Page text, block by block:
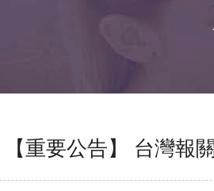
【重要公告】 台灣報